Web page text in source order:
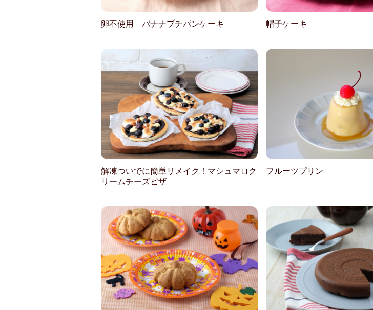
卵不使用 バナナプチパンケーキ 帽子ケーキ
解凍ついでに簡単リメイク！マシュマロク
リームチーズピザ
フルーツプリン